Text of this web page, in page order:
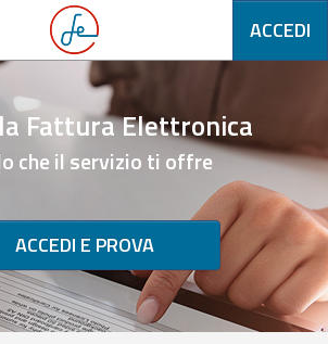
ACCEDI
Fattura Elettronica
che il servizio ti offre
ACCEDI E PROVA